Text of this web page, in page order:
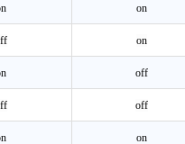
on
on
off
off
on